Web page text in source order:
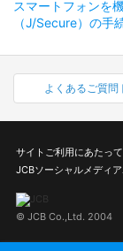
スマートフォンを
（J/Secure）の手
よくあるご質問
サイトご利用にあたって
JCBソーシャルメディ
© JCB Co.,Ltd. 2004